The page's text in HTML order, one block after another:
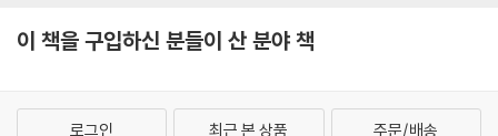
이 책을 구입하신 분들이 산 분야 책
로그인 최근 본 상품 주문/배송